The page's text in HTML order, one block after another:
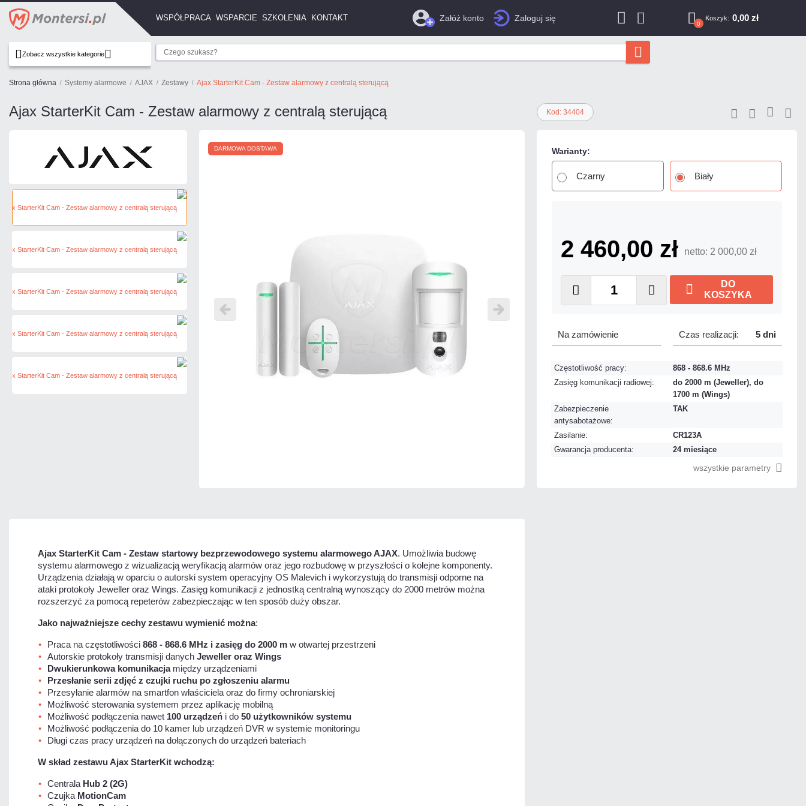
WSPÓŁPRACA WSPARCIE SZKOLENIA KONTAKT Załóż konto Zaloguj się
0
Koszyk: 0,00 zł
Zobacz wszystkie kategorie
Strona główna Systemy alarmowe AJAX Zestawy Ajax StarterKit Cam - Zestaw alarmowy z centralą sterującą
Ajax StarterKit Cam - Zestaw alarmowy z centralą sterującą Kod: 34404
Warianty:
Czarny Biały
Na zamówienie Czas realizacji: 5 dni
2 460,00 zł netto: 2 000,00 zł
DO
KOSZYKA
Częstotliwość pracy:
868 - 868.6 MHz
Zasięg komunikacji radiowej:
do 2000 m (Jeweller), do
1700 m (Wings)
Zabezpieczenie
antysabotażowe:
TAK
Zasilanie:
CR123A
Gwarancja producenta:
24 miesiące
wszystkie parametry
DARMOWA DOSTAWA
Ajax StarterKit Cam - Zestaw startowy bezprzewodowego systemu alarmowego AJAX. Umożliwia budowę
systemu alarmowego z wizualizacją weryfikacją alarmów oraz jego rozbudowę w przyszłości o kolejne komponenty.
Urządzenia działają w oparciu o autorski system operacyjny OS Malevich i wykorzystują do transmisji odporne na
ataki protokoły Jeweller oraz Wings. Zasięg komunikacji z jednostką centralną wynoszący do 2000 metrów można
rozszerzyć za pomocą repeterów zabezpieczając w ten sposób duży obszar.
Jako najważniejsze cechy zestawu wymienić można:
Praca na częstotliwości 868 - 868.6 MHz i zasięg do 2000 m w otwartej przestrzeni
Autorskie protokoły transmisji danych Jeweller oraz Wings
Dwukierunkowa komunikacjamiędzy urządzeniami
Przesłanie serii zdjęć z czujki ruchu po zgłoszeniu alarmu
Przesyłanie alarmów na smartfon właściciela oraz do firmy ochroniarskiej
Możliwość sterowania systemem przez aplikację mobilną
Możliwość podłączenia nawet 100 urządzeń i do 50 użytkowników systemu
Możliwość podłączenia do 10 kamer lub urządzeń DVR w systemie monitoringu
Długi czas pracy urządzeń na dołączonych do urządzeń bateriach
W skład zestawu Ajax StarterKit wchodzą:
Centrala Hub 2 (2G)
Czujka MotionCam